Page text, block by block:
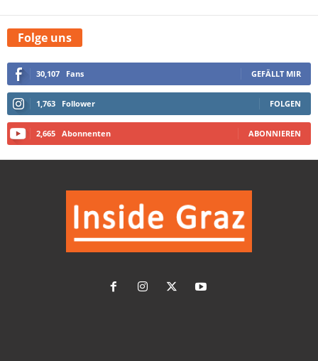
Folge uns
30,107 Fans GEFÄLLT MIR
1,763 Follower FOLGEN
2,665 Abonnenten ABONNIEREN